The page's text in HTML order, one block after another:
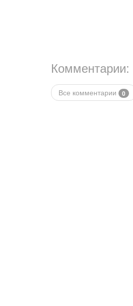
Комментарии:
Все комментарии 0